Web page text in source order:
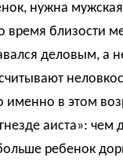
нужна
время близости
деловым,
именно в этом
аиста»: чем
ребенок